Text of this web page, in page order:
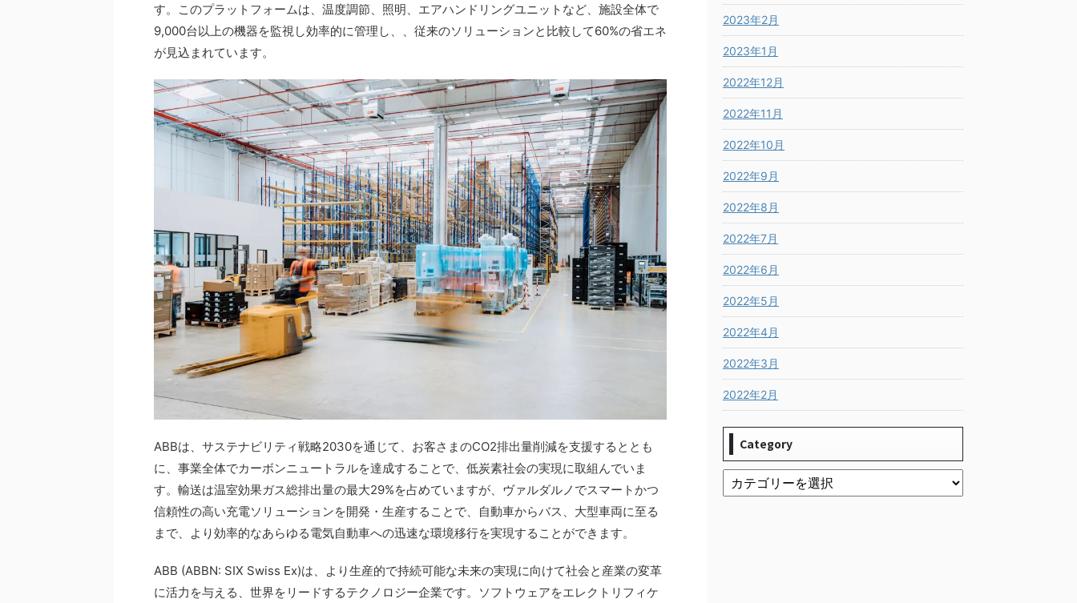
す。このプラットフォームは、温度調節、照明、エアハンドリングユニットなど、施設全体で
9,000台以上の機器を監視し効率的に管理し、、従来のソリューションと比較して60%の省エネ
が見込まれています。
ABBは、サステナビリティ戦略2030を通じて、お客さまのCO2排出量削減を支援するととも
に、事業全体でカーボンニュートラルを達成することで、低炭素社会の実現に取組んでいま
す。輸送は温室効果ガス総排出量の最大29%を占めていますが、ヴァルダルノでスマートかつ
信頼性の高い充電ソリューションを開発・生産することで、自動車からバス、大型車両に至る
まで、より効率的なあらゆる電気自動車への迅速な環境移行を実現することができます。
ABB (ABBN: SIX Swiss Ex)は、より生産的で持続可能な未来の実現に向けて社会と産業の変革
に活力を与える、世界をリードするテクノロジー企業です。ソフトウェアをエレクトリフィケ
2023年2月
2023年1月
2022年12月
2022年11月
2022年10月
2022年9月
2022年8月
2022年7月
2022年6月
2022年5月
2022年4月
2022年3月
2022年2月
Category